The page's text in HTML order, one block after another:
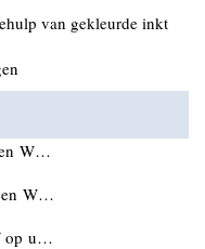
van gekleurde inkt
W…
W…
op u…